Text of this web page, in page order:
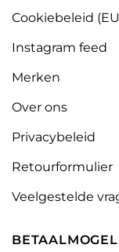
Cookiebeleid
Instagram feed
Merken
Over ons
Privacybeleid
Retourformulier
Veelgestelde